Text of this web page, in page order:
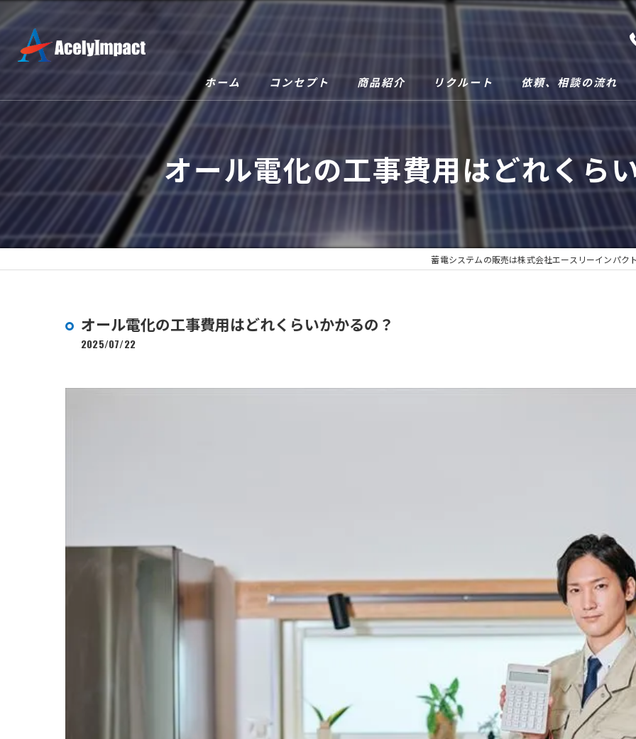
ホーム コンセプト 商品紹介 リクルート 依頼、相談の流れ
オール電化の工事費用はどれくら
蓄電システムの販売は株式会社エースリーインパクト
オール電化の工事費用はどれくらいかかるの？
2025/07/22